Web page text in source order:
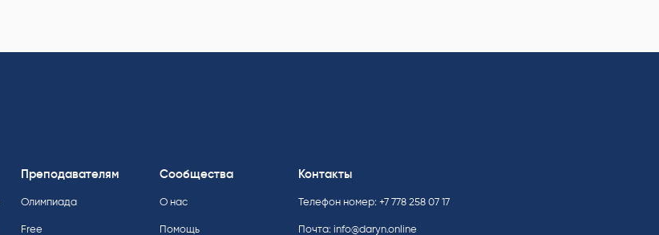
Преподавателям
Олимпиада
Free
Сообщества
О нас
Помощь
Контакты
Телефон номер: +7 778 258 07 17
Почта: info@daryn.online